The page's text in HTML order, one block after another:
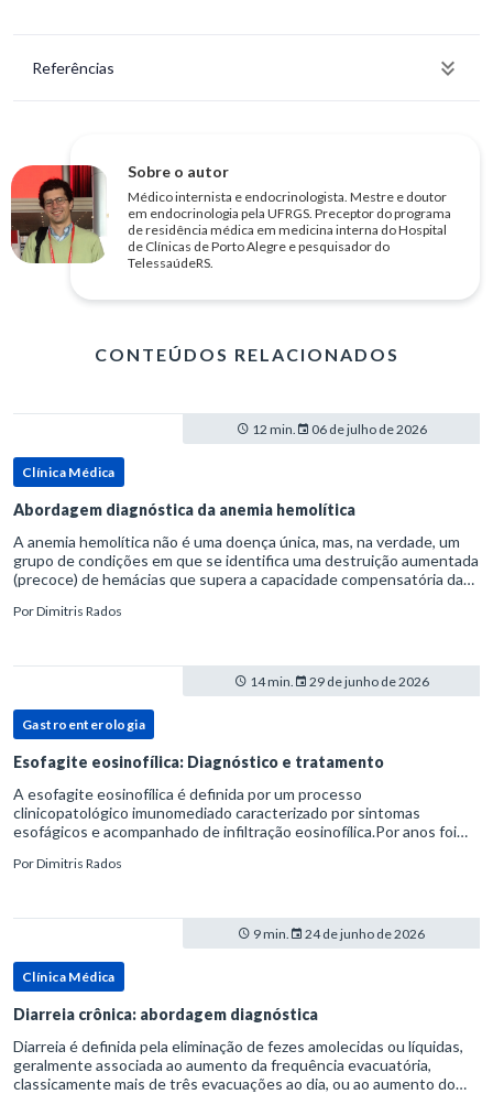
Referências
Sobre o autor
Médico internista e endocrinologista. Mestre e doutor
em endocrinologia pela UFRGS. Preceptor do programa
de residência médica em medicina interna do Hospital
de Clínicas de Porto Alegre e pesquisador do
TelessaúdeRS.
CONTEÚDOS RELACIONADOS
12 min. 06 de julho de 2026
Clínica Médica
Abordagem diagnóstica da anemia hemolítica
A anemia hemolítica não é uma doença única, mas, na verdade, um
grupo de condições em que se identifica uma destruição aumentada
(precoce) de hemácias que supera a capacidade compensatória da
PorDimitris Rados
14 min. 29 de junho de 2026
Gastroenterologia
Esofagite eosinofílica: Diagnóstico e tratamento
A esofagite eosinofílica é definida por um processo
clinicopatológico imunomediado caracterizado por sintomas
esofágicos e acompanhado de infiltração eosinofílica.Por anos foi
refluxo gastr
PorDimitris Rados
9 min. 24 de junho de 2026
Clínica Médica
Diarreia crônica: abordagem diagnóstica
Diarreia é definida pela eliminação de fezes amolecidas ou líquidas,
geralmente associada ao aumento da frequência evacuatória,
classicamente mais de três evacuações ao dia, ou ao aumento do